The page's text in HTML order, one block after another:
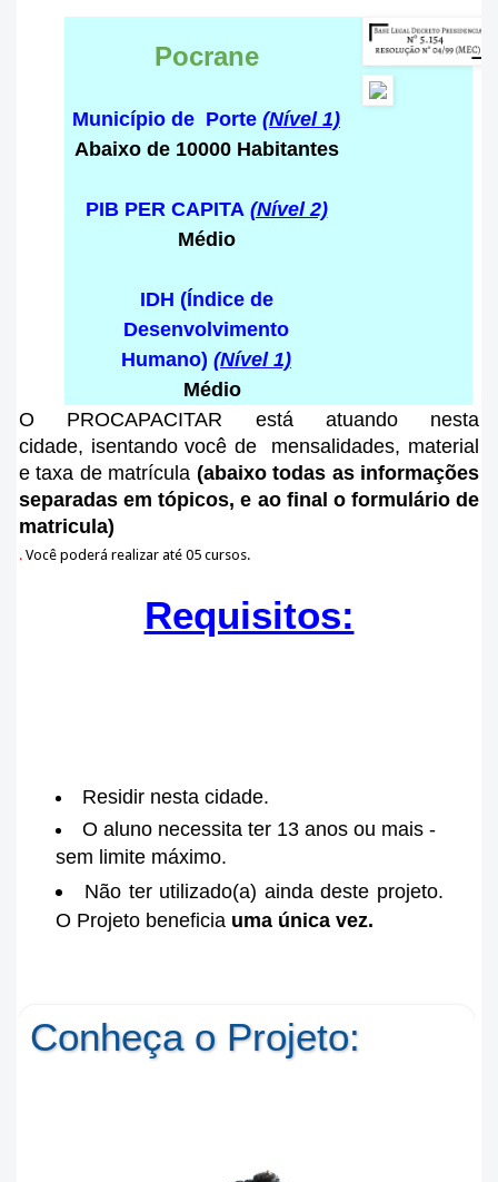
Pocrane
Município de Porte (Nível 1)
Abaixo de 10000 Habitantes
PIB PER CAPITA (Nível 2)
Médio
IDH (Índice de
Desenvolvimento
Humano) (Nível 1)
Médio
O PROCAPACITAR está atuando nesta
cidade, isentando você de mensalidades, material
e taxa de matrícula (abaixo todas as informações
separadas em tópicos, e ao final o formulário de
matricula)
. Você poderá realizar até 05 cursos.
Requisitos:
Residir nesta cidade.
O aluno necessita ter 13 anos ou mais -
sem limite máximo.
Não ter utilizado(a) ainda deste projeto.
O Projeto beneficia uma única vez.